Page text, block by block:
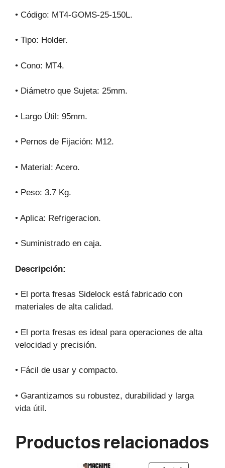
• Código: MT4-GOMS-25-150L.
• Tipo: Holder.
• Cono: MT4.
• Diámetro que Sujeta: 25mm.
• Largo Útil: 95mm.
• Pernos de Fijación: M12.
• Material: Acero.
• Peso: 3.7 Kg.
• Aplica: Refrigeracion.
• Suministrado en caja.
Descripción:
• El porta fresas Sidelock está fabricado con
materiales de alta calidad.
• El porta fresas es ideal para operaciones de alta
velocidad y precisión.
• Fácil de usar y compacto.
• Garantizamos su robustez, durabilidad y larga
vida útil.
Productos relacionados